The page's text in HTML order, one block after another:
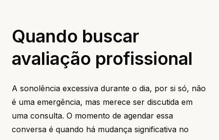
Quando buscar
avaliação profissional
A sonolência excessiva durante o dia, por si só, não
é uma emergência, mas merece ser discutida em
uma consulta. O momento de agendar essa
conversa é quando há mudança significativa no